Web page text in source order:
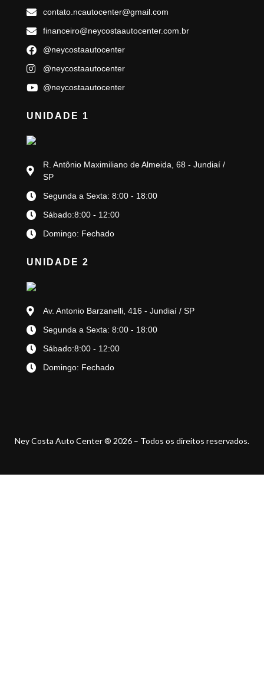
contato.ncautocenter@gmail.com
financeiro@neycostaautocenter.com.br
@neycostaautocenter
@neycostaautocenter
@neycostaautocenter
UNIDADE 1
R. Antônio Maximiliano de Almeida, 68 - Jundiaí /
SP
Segunda a Sexta: 8:00 - 18:00
Sábado:8:00 - 12:00
Domingo: Fechado
UNIDADE 2
Av. Antonio Barzanelli, 416 - Jundiaí / SP
Segunda a Sexta: 8:00 - 18:00
Sábado:8:00 - 12:00
Domingo: Fechado
Ney Costa Auto Center ® 2026 – Todos os direitos reservados.